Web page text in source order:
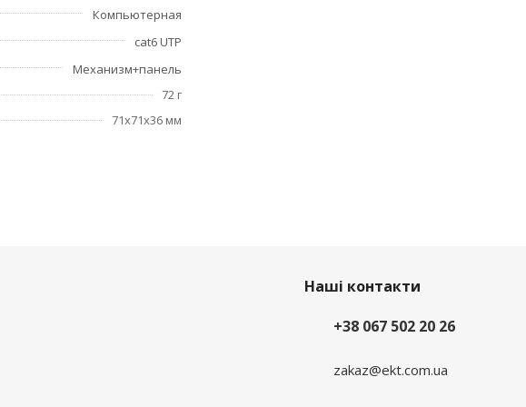
Компьютерная
cat6 UTP
Механизм+панель
72 г
71x71x36 мм
Наші контакти
+38 067 502 20 26
zakaz@ekt.com.ua